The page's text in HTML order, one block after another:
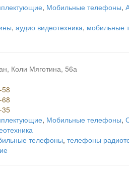
, Мобильные телефоны,
, аудио видеотехника, мобильные
Коли Мяготина, 56а
35
, Мобильные телефоны,
телефоны, телефоны